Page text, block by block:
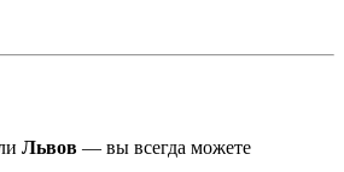
Львов — вы всегда можете